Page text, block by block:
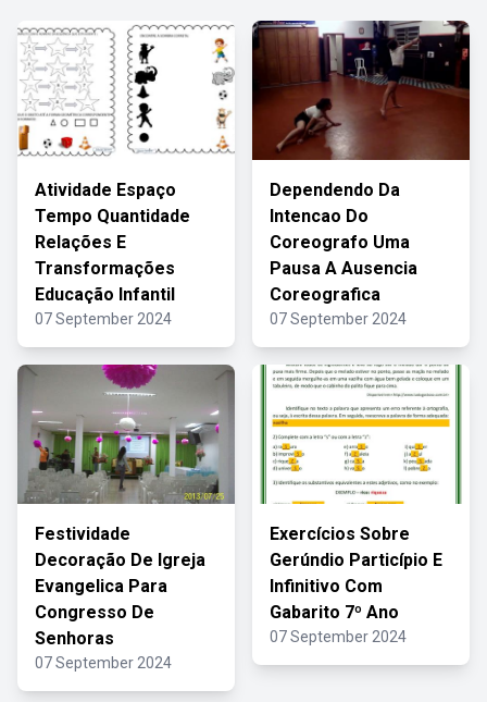
Atividade Espaço
Tempo Quantidade
Relações E
Transformações
Educação Infantil
07 September 2024
Dependendo Da
Intencao Do
Coreografo Uma
Pausa A Ausencia
Coreografica
07 September 2024
Festividade
Decoração De Igreja
Evangelica Para
Congresso De
Senhoras
07 September 2024
Exercícios Sobre
Gerúndio Particípio E
Infinitivo Com
Gabarito 7º Ano
07 September 2024